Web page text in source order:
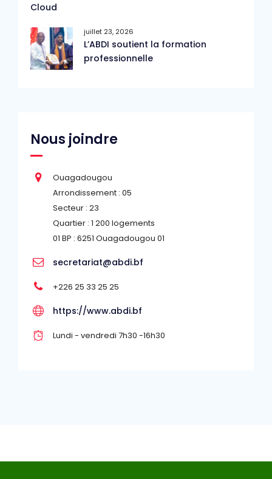
Cloud
juillet 23, 2026
L’ABDI soutient la formation
professionnelle
Nous joindre
Ouagadougou
Arrondissement : 05
Secteur : 23
Quartier : 1 200 logements
01 BP : 6251 Ouagadougou 01
secretariat@abdi.bf
+226 25 33 25 25
https://www.abdi.bf
Lundi - vendredi 7h30 -16h30